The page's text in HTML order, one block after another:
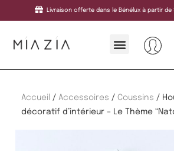
Livraison offerte dans le Bénélux à partir de
Accueil / Accessoires / Coussins /
décoratif d’intérieur – Le Thème